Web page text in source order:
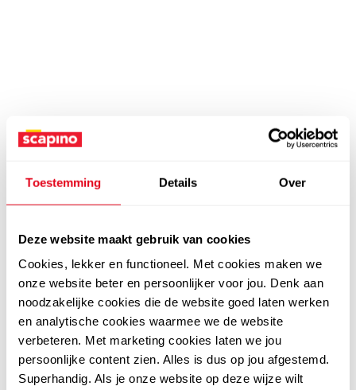
Toestemming Details Over
Deze website maakt gebruik van cookies
Cookies, lekker en functioneel. Met cookies maken we
onze website beter en persoonlijker voor jou. Denk aan
noodzakelijke cookies die de website goed laten werken
en analytische cookies waarmee we de website
verbeteren. Met marketing cookies laten we jou
persoonlijke content zien. Alles is dus op jou afgestemd.
Superhandig. Als je onze website op deze wijze wilt